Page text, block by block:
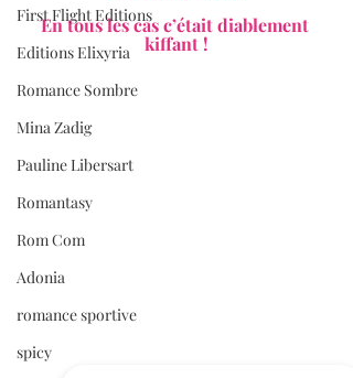
First Flight Editions
Editions Elixyria
Romance Sombre
Mina Zadig
Pauline Libersart
Romantasy
Rom Com
Adonia
romance sportive
spicy
En tous les cas c’était diablement
kiffant !